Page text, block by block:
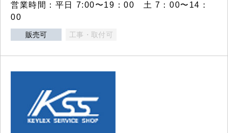
営業時間：平日 7:00〜19：00 土 7：00〜14：
00
販売可 工事・取付可